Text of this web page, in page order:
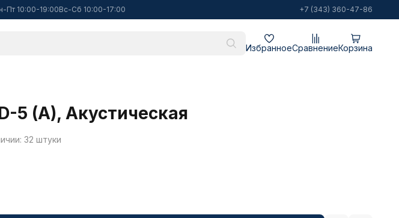
Пт 10:00-19:00Вс-Сб 10:00-17:00 +7 (343) 360-47-86
ИзбранноеСравнениеКорзина
5 (A), Акустическая
32 штуки